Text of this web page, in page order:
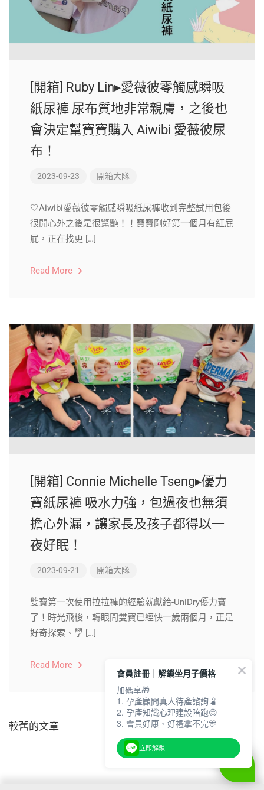
[開箱] Ruby Lin▸愛薇彼零觸感瞬吸
紙尿褲 尿布質地非常親膚，之後也
會決定幫寶寶購入 Aiwibi 愛薇彼尿
布！
2023-09-23 開箱大隊
🤍Aiwibi愛薇彼零觸感瞬吸紙尿褲收到完整試用包後
很開心外之後是很驚艷！！寶寶剛好第一個月有紅屁
屁，正在找更 […]
Read More
[開箱] Connie Michelle Tseng▸優力
寶紙尿褲 吸水力強，包過夜也無須
擔心外漏，讓家長及孩子都得以一
夜好眠！
2023-09-21 開箱大隊
雙寶第一次使用拉拉褲的經驗就獻給-UniDry優力寶
了！時光飛梭，轉眼間雙寶已經快一歲兩個月，正是
好奇探索、學 […]
Read More
較舊的文章
會員註冊｜解鎖坐月子價格
加碼享🎁
1. 孕產顧問真人待產諮詢🫄
2. 孕產知識心理建設陪跑😊
3. 會員好康、好禮拿不完🎊
立即解鎖